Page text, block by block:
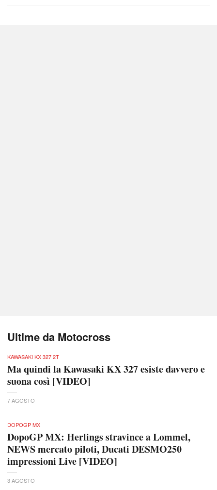
Ultime da Motocross
KAWASAKI KX 327 2T
Ma quindi la Kawasaki KX 327 esiste davvero e
suona così [VIDEO]
7 AGOSTO
DOPOGP MX
DopoGP MX: Herlings stravince a Lommel,
NEWS mercato piloti, Ducati DESMO250
impressioni Live [VIDEO]
3 AGOSTO